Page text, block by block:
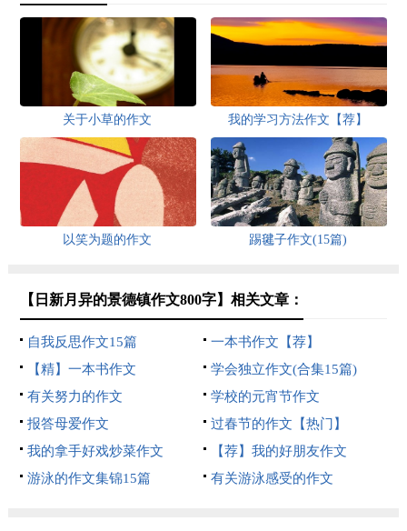
关于小草的作文 我的学习方法作文【荐】
以笑为题的作文 踢毽子作文(15篇)
【日新月异的景德镇作文800字】相关文章：
自我反思作文15篇
一本书作文【荐】
【精】一本书作文
学会独立作文(合集15篇)
有关努力的作文
学校的元宵节作文
报答母爱作文
过春节的作文【热门】
我的拿手好戏炒菜作文
【荐】我的好朋友作文
游泳的作文集锦15篇
有关游泳感受的作文